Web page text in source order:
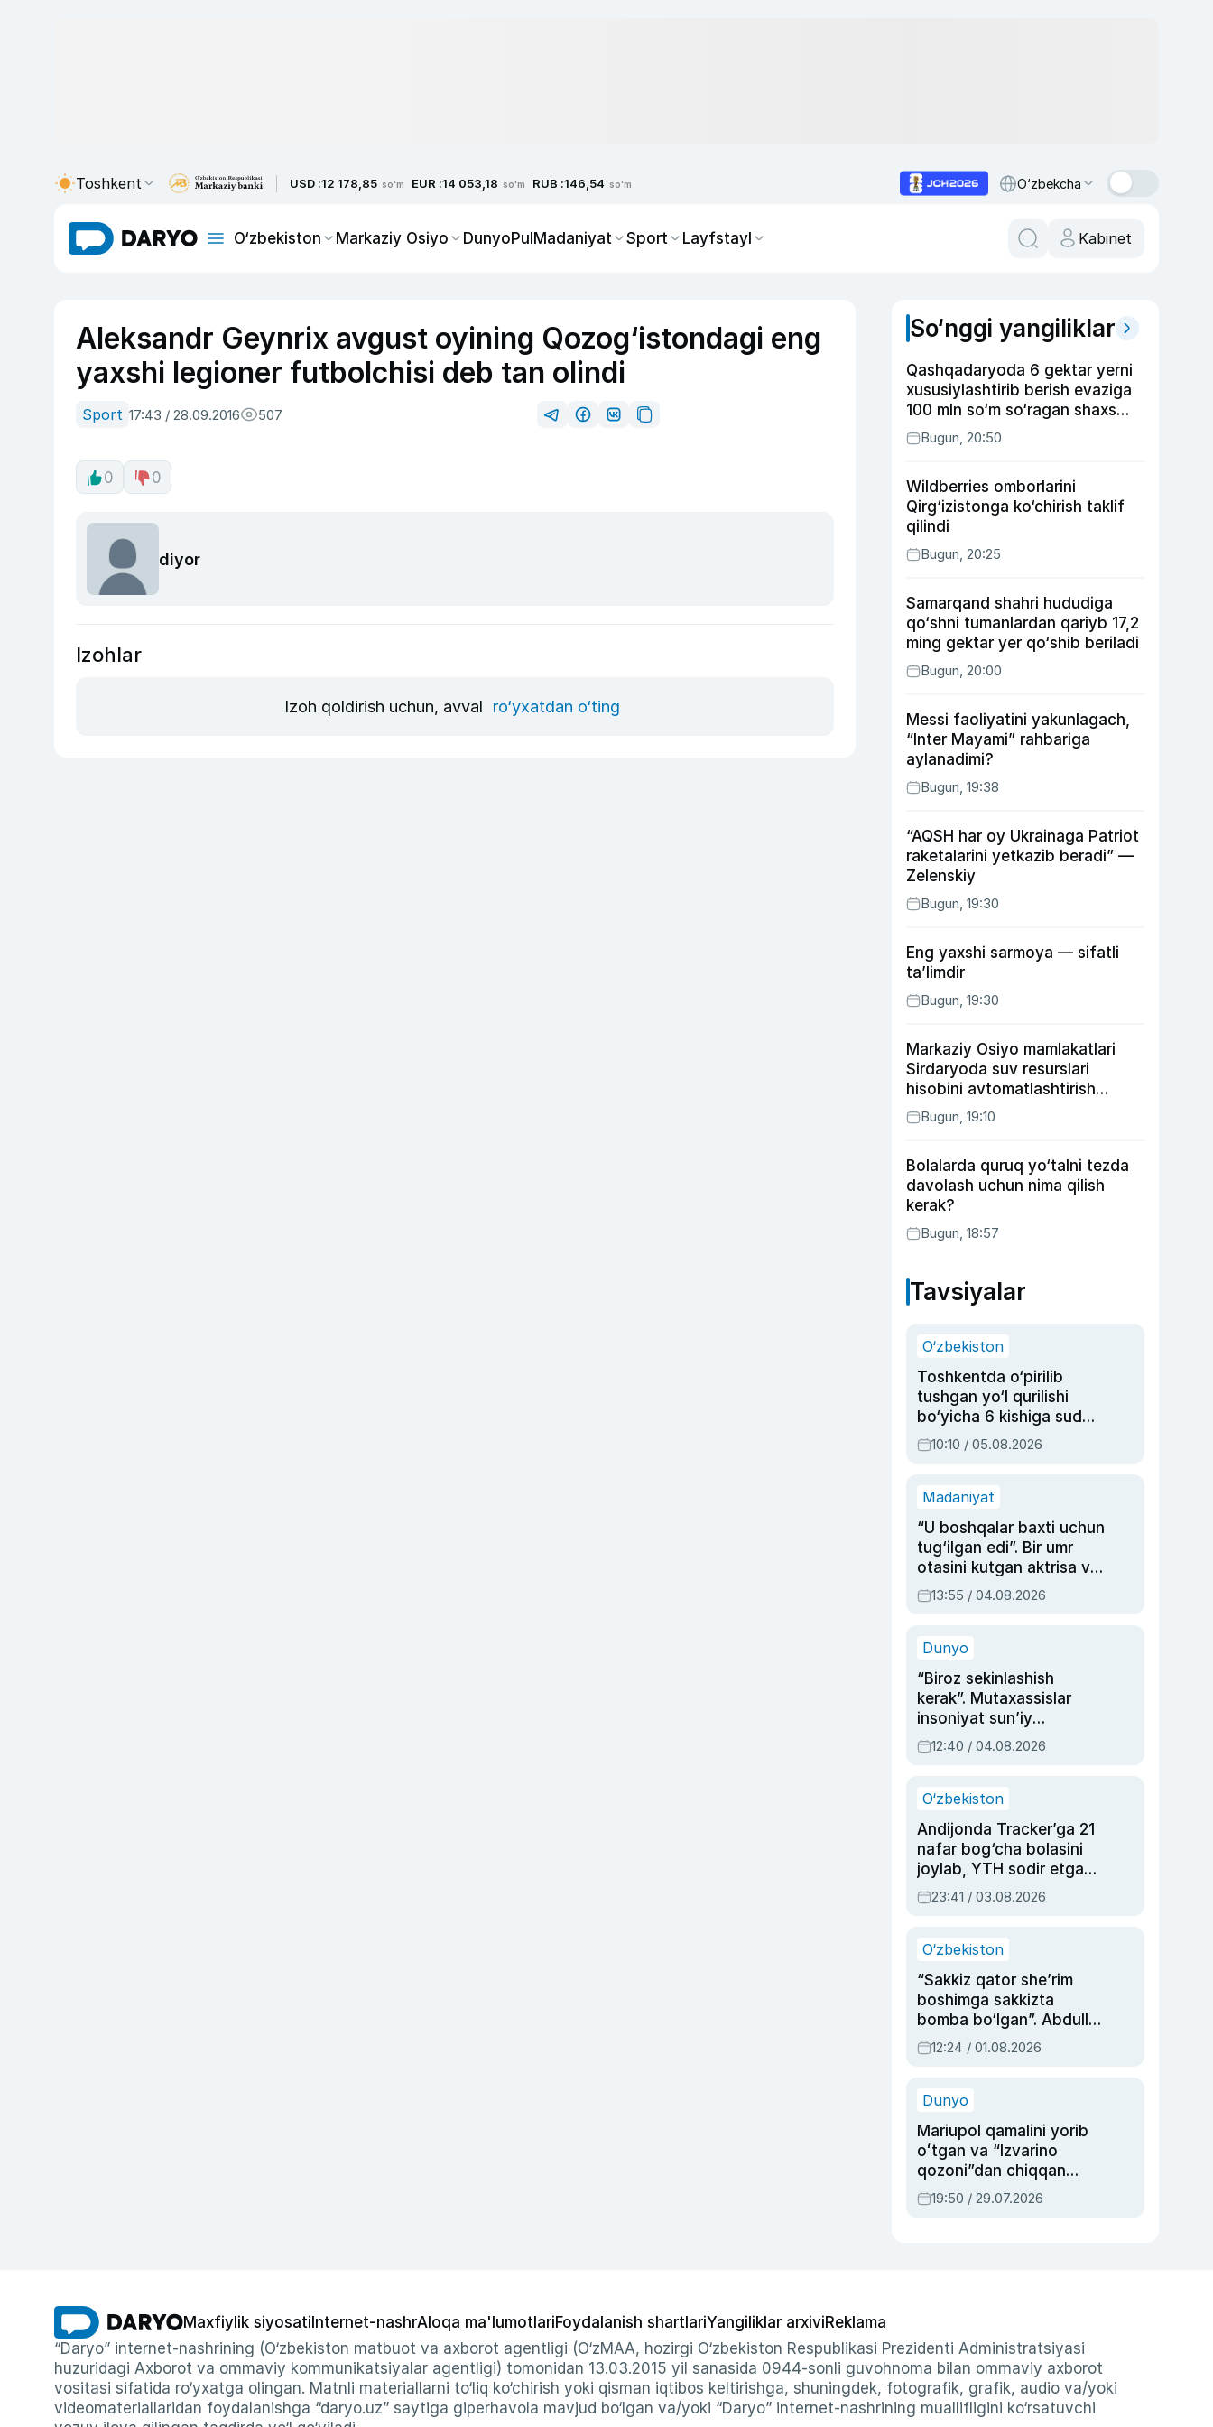
Toshkent USD :12 178,85 so'm EUR :14 053,18 so'm RUB :146,54 so'm O‘zbekcha
O‘zbekiston Markaziy Osiyo DunyoPulMadaniyat Sport Layfstayl Kabinet
Aleksandr Geynrix avgust oyining Qozog‘istondagi eng
yaxshi legioner futbolchisi deb tan olindi
Sport 17:43 / 28.09.2016 507
0 0
diyor
Izohlar
Izoh qoldirish uchun, avval ro‘yxatdan o‘ting
So‘nggi yangiliklar
Qashqadaryoda 6 gektar yerni
xususiylashtirib berish evaziga
100 mln so‘m so‘ragan shaxs
ushlandi
Bugun, 20:50
Wildberries omborlarini
Qirg‘izistonga ko‘chirish taklif
qilindi
Bugun, 20:25
Samarqand shahri hududiga
qo‘shni tumanlardan qariyb 17,2
ming gektar yer qo‘shib beriladi
Bugun, 20:00
Messi faoliyatini yakunlagach,
“Inter Mayami” rahbariga
aylanadimi?
Bugun, 19:38
“AQSH har oy Ukrainaga Patriot
raketalarini yetkazib beradi” —
Zelenskiy
Bugun, 19:30
Eng yaxshi sarmoya — sifatli
ta’limdir
Bugun, 19:30
Markaziy Osiyo mamlakatlari
Sirdaryoda suv resurslari
hisobini avtomatlashtirish
rejasini ishlab chiqishni
ma’qulladi
Bugun, 19:10
Bolalarda quruq yo‘talni tezda
davolash uchun nima qilish
kerak?
Bugun, 18:57
Tavsiyalar
O‘zbekiston
Toshkentda o‘pirilib
tushgan yo‘l qurilishi
bo‘yicha 6 kishiga sud
hukmi o‘qildi
10:10 / 05.08.2026
Madaniyat
“U boshqalar baxti uchun
tug‘ilgan edi”. Bir umr
otasini kutgan aktrisa va
dublyaj ustasi Rimma
Ahmedovaning
13:55 / 04.08.2026
Dunyo
“Biroz sekinlashish
kerak”. Mutaxassislar
insoniyat sun’iy
intellektni boshqara
olmay qolishidan xavotir
12:40 / 04.08.2026
O‘zbekiston
Andijonda Tracker’ga 21
nafar bog‘cha bolasini
joylab, YTH sodir etgan
ayolga sud hukmi o‘qildi
23:41 / 03.08.2026
O‘zbekiston
“Sakkiz qator she’rim
boshimga sakkizta
bomba bo‘lgan”. Abdulla
Oripovni siyosiy
ayblovlardan asrab
12:24 / 01.08.2026
Dunyo
Mariupol qamalini yorib
oʻtgan va “Izvarino
qozoni”dan chiqqan
qahramon — Ukraina
armiyasi bosh
19:50 / 29.07.2026
Maxfiylik siyosati Internet-nashrAloqa ma'lumotlariFoydalanish shartlariYangiliklar arxiviReklama
“Daryo” internet-nashrining (O‘zbekiston matbuot va axborot agentligi (O‘zMAA, hozirgi O‘zbekiston Respublikasi Prezidenti Administratsiyasi
huzuridagi Axborot va ommaviy kommunikatsiyalar agentligi) tomonidan 13.03.2015 yil sanasida 0944-sonli guvohnoma bilan ommaviy axborot
vositasi sifatida ro‘yxatga olingan. Matnli materiallarni to‘liq ko‘chirish yoki qisman iqtibos keltirishga, shuningdek, fotografik, grafik, audio va/yoki
videomateriallaridan foydalanishga “daryo.uz” saytiga giperhavola mavjud bo‘lgan va/yoki “Daryo” internet-nashrining muallifligini ko‘rsatuvchi